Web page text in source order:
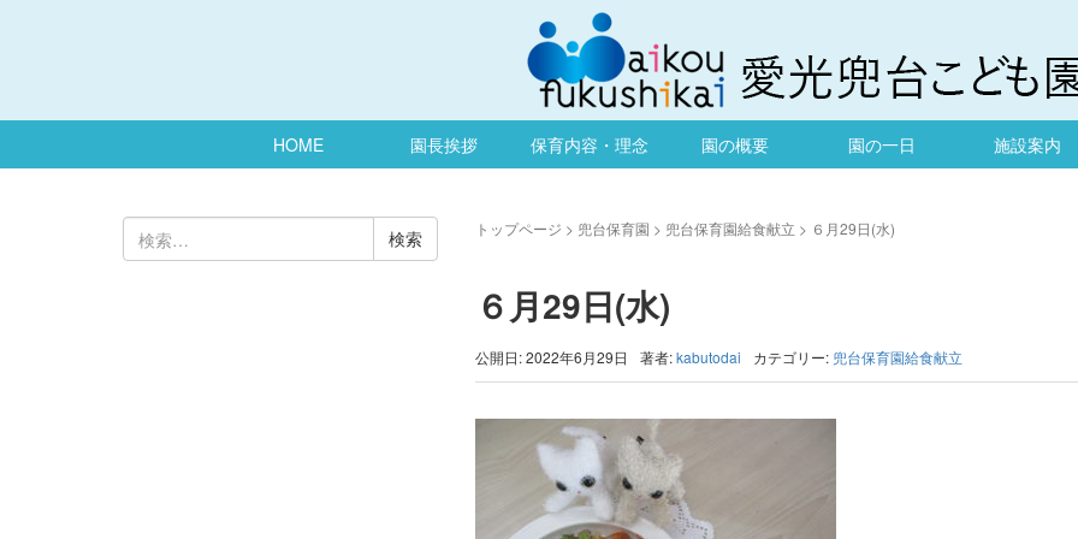
HOME 園長挨拶 保育内容・理念 園の概要 園の一日 施設案内
トップページ > 兜台保育園 > 兜台保育園給食献立 > ６月29日(水)
６月29日(水)
公開日: 2022年6月29日 著者:kabutodai カテゴリー: 兜台保育園給食献立
検
索: